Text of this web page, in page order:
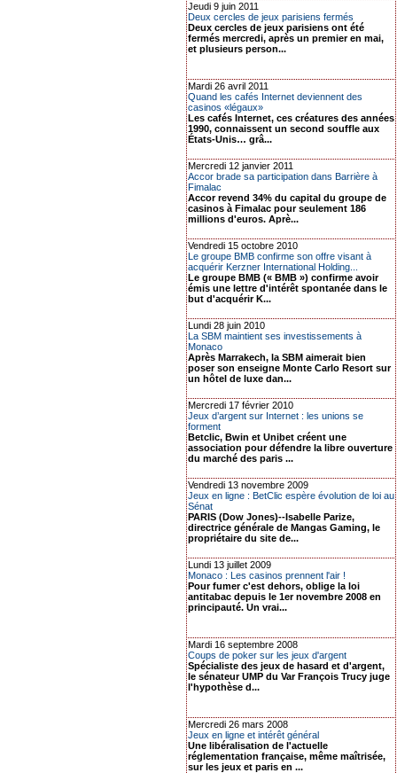
Jeudi 9 juin 2011
Deux cercles de jeux parisiens fermés
Deux cercles de jeux parisiens ont été
fermés mercredi, après un premier en mai,
et plusieurs person...
Mardi 26 avril 2011
Quand les cafés Internet deviennent des
casinos «légaux»
Les cafés Internet, ces créatures des années
1990, connaissent un second souffle aux
États-Unis… grâ...
Mercredi 12 janvier 2011
Accor brade sa participation dans Barrière à
Fimalac
Accor revend 34% du capital du groupe de
casinos à Fimalac pour seulement 186
millions d'euros. Aprè...
Vendredi 15 octobre 2010
Le groupe BMB confirme son offre visant à
acquérir Kerzner International Holding...
Le groupe BMB (« BMB ») confirme avoir
émis une lettre d'intérêt spontanée dans le
but d'acquérir K...
Lundi 28 juin 2010
La SBM maintient ses investissements à
Monaco
Après Marrakech, la SBM aimerait bien
poser son enseigne Monte Carlo Resort sur
un hôtel de luxe dan...
Mercredi 17 février 2010
Jeux d’argent sur Internet : les unions se
forment
Betclic, Bwin et Unibet créent une
association pour défendre la libre ouverture
du marché des paris ...
Vendredi 13 novembre 2009
Jeux en ligne : BetClic espère évolution de loi au
Sénat
PARIS (Dow Jones)--Isabelle Parize,
directrice générale de Mangas Gaming, le
propriétaire du site de...
Lundi 13 juillet 2009
Monaco : Les casinos prennent l'air !
Pour fumer c'est dehors, oblige la loi
antitabac depuis le 1er novembre 2008 en
principauté. Un vrai...
Mardi 16 septembre 2008
Coups de poker sur les jeux d'argent
Spécialiste des jeux de hasard et d'argent,
le sénateur UMP du Var François Trucy juge
l'hypothèse d...
Mercredi 26 mars 2008
Jeux en ligne et intérêt général
Une libéralisation de l'actuelle
réglementation française, même maîtrisée,
sur les jeux et paris en ...